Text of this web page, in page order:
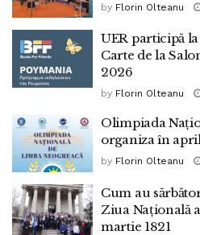
by Florin Olteanu
UER participă
Carte de la
2026
by Florin Olteanu
Olimpiada
organiza în
by Florin Olteanu
Cum au
Ziua Națională
martie 1821